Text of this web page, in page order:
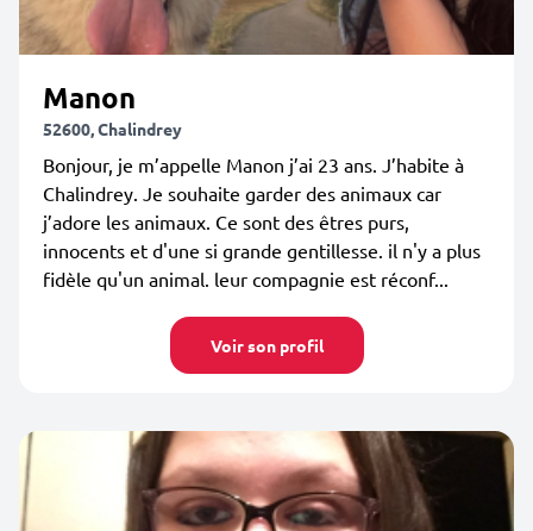
Manon
52600, Chalindrey
Bonjour, je m’appelle Manon j’ai 23 ans. J’habite à
Chalindrey. Je souhaite garder des animaux car
j’adore les animaux. Ce sont des êtres purs,
innocents et d'une si grande gentillesse. il n'y a plus
fidèle qu'un animal. leur compagnie est réconf...
Voir son profil